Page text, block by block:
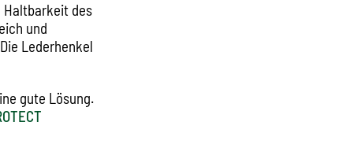
Haltbarkeit des
und
Lederhenkel
gute Lösung.